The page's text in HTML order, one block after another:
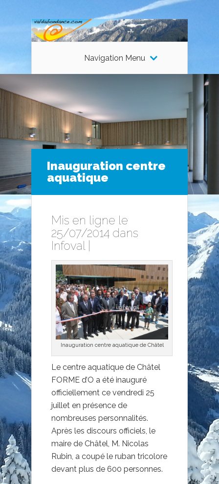
Navigation Menu
Inauguration centre
aquatique
Mis en ligne le
25/07/2014 dans
Infoval
Inauguration centre aquatique de Châtel
Le centre aquatique de Châtel
FORME d’O a été inauguré
officiellement ce vendredi 25
juillet en présence de
nombreuses personnalités.
Après les discours officiels, le
maire de Châtel, M. Nicolas
Rubin, a coupé le ruban tricolore
devant plus de 600 personnes.